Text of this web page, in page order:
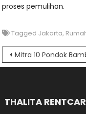
proses pemulihan.
Tagged Jakarta,
Navigasi
Mitra 10 Pondok
THALITA RENTCAR